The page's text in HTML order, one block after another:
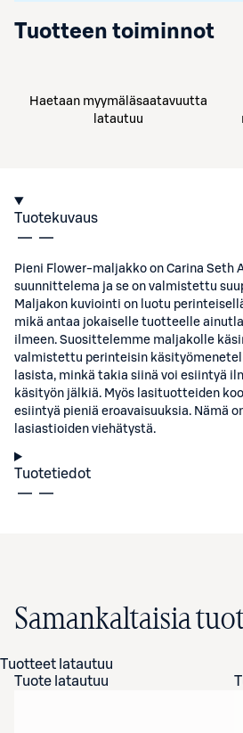
Tuotteen toiminnot
Haetaan myymäläsaatavuutta
latautuu
Tuotekuvaus
Pieni Flower-maljakko on Carina Seth
suunnittelema ja se on valmistettu
Maljakon kuviointi on luotu
mikä antaa jokaiselle tuotteelle
ilmeen. Suosittelemme maljakolle
valmistettu perinteisin
lasista, minkä takia siinä voi esiintyä
käsityön jälkiä. Myös lasituotteiden
esiintyä pieniä eroavaisuuksia. Nämä
lasiastioiden viehätystä.
Tuotetiedot
Samankaltaisia
Tuotteet latautuu
Tuote latautuu